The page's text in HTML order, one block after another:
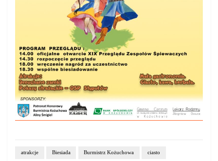
atrakcje Biesiada Burmistrz Kożuchowa ciasto